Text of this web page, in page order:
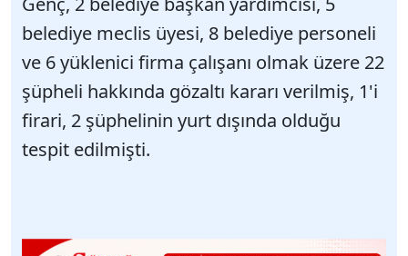
belediye meclis üyesi, 8 belediye personeli
ve 6 yüklenici firma çalışanı olmak üzere 22
şüpheli hakkında gözaltı kararı verilmiş, 1'i
firari, 2 şüphelinin yurt dışında olduğu
tespit edilmişti.